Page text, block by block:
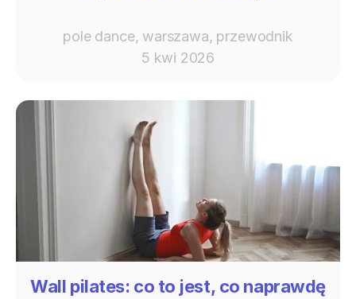
pole dance, warszawa, przewodnik
5 kwi 2026
Wall pilates: co to jest, co naprawdę